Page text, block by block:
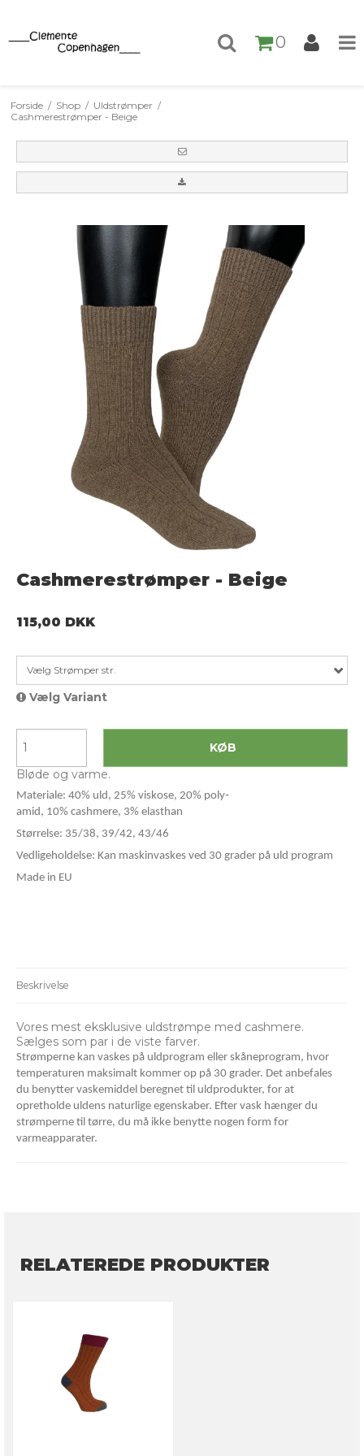
0
Forside / Shop / Uldstrømper /
Cashmerestrømper - Beige
Cashmerestrømper - Beige
115,00 DKK
Vælg Strømper str.
Vælg Variant
KØB
Bløde og varme.
Materiale: 40% uld, 25% viskose, 20% poly‐
amid, 10% cashmere, 3% elasthan
Størrelse: 35/38, 39/42, 43/46
Vedligeholdelse: Kan maskinvaskes ved 30 grader på uld program
Made in EU
Beskrivelse
Vores mest eksklusive uldstrømpe med cashmere.
Sælges som par i de viste farver.
Strømperne kan vaskes på uldprogram eller skåneprogram, hvor
temperaturen maksimalt kommer op på 30 grader. Det anbefales
du benytter vaskemiddel beregnet til uldprodukter, for at
opretholde uldens naturlige egenskaber. Efter vask hænger du
strømperne til tørre, du må ikke benytte nogen form for
varmeapparater.
RELATEREDE PRODUKTER